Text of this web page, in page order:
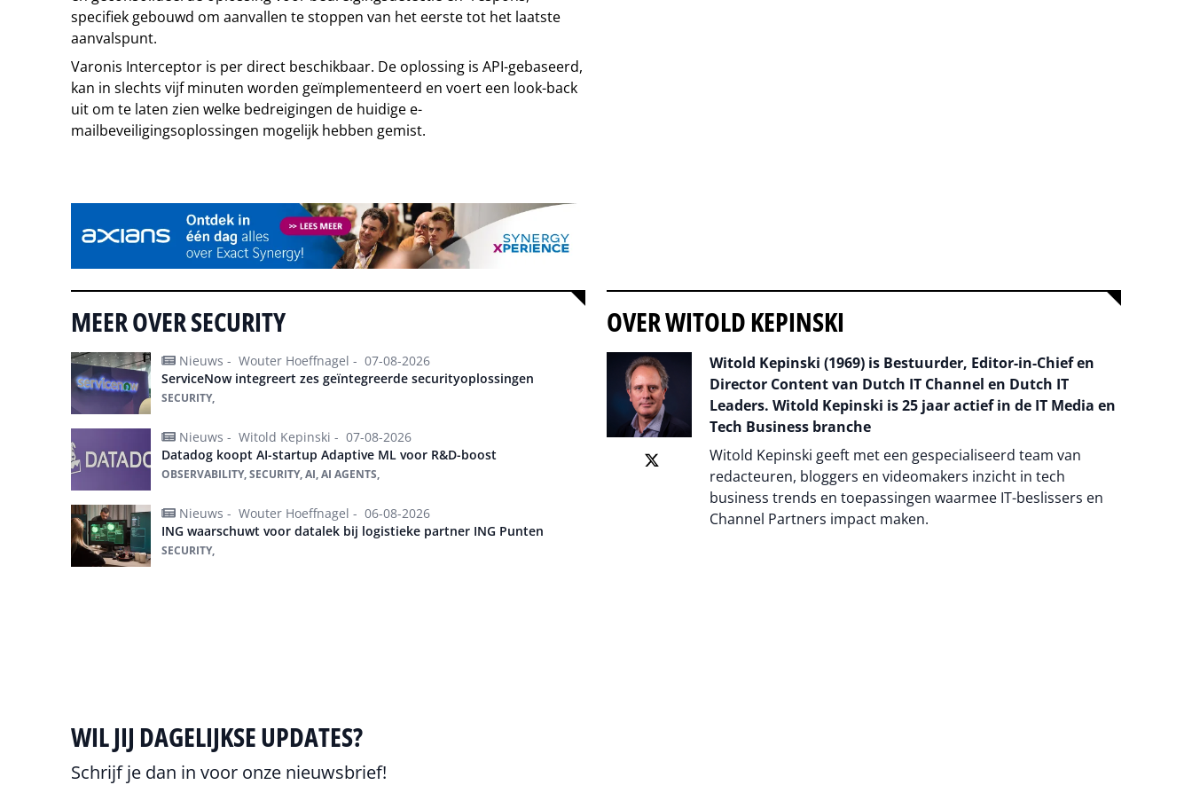
specifiek gebouwd om aanvallen te stoppen van het eerste tot het laatste
aanvalspunt.
Varonis Interceptor is per direct beschikbaar. De oplossing is API-gebaseerd,
kan in slechts vijf minuten worden geïmplementeerd en voert een look-back
uit om te laten zien welke bedreigingen de huidige e-
mailbeveiligingsoplossingen mogelijk hebben gemist.
MEER OVER SECURITY
Nieuws - Wouter Hoeffnagel - 07-08-2026
ServiceNow integreert zes geïntegreerde securityoplossingen
SECURITY,
Nieuws - Witold Kepinski - 07-08-2026
Datadog koopt AI-startup Adaptive ML voor R&D-boost
OBSERVABILITY, SECURITY, AI, AI AGENTS,
Nieuws - Wouter Hoeffnagel - 06-08-2026
ING waarschuwt voor datalek bij logistieke partner ING Punten
SECURITY,
OVER WITOLD KEPINSKI
Witold Kepinski (1969) is Bestuurder, Editor-in-Chief en
Director Content van Dutch IT Channel en Dutch IT
Leaders. Witold Kepinski is 25 jaar actief in de IT Media en
Tech Business branche
Witold Kepinski geeft met een gespecialiseerd team van
redacteuren, bloggers en videomakers inzicht in tech
business trends en toepassingen waarmee IT-beslissers en
Channel Partners impact maken.
WIL JIJ DAGELIJKSE UPDATES?
Schrijf je dan in voor onze nieuwsbrief!